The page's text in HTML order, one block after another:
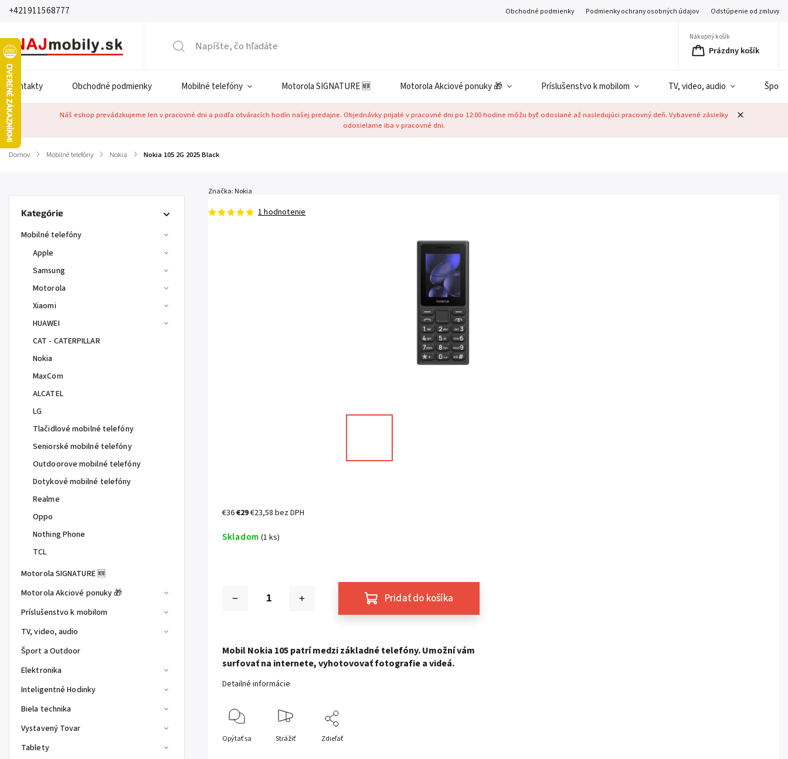
+421911568777 Obchodné podmienky Podmienky ochrany osobných údajov Odstúpenie od zmluvy
Nákupný košík
Prázdny košík
Kontakty Obchodné podmienky Mobilné telefóny Motorola SIGNATURE 🆕 Motorola Akciové ponuky 🎁 Príslušenstvo k mobilom TV, video, audio Šport
Náš eshop prevádzkujeme len v pracovné dni a podľa otváracích hodín našej predajne. Objednávky prijaté v pracovné dni po 12:00 hodine môžu byť odoslané až nasledujúci pracovný deň. Vybavené zásielky
odosielame iba v pracovné dni.
Domov / Mobilné telefóny / Nokia / Nokia 105 2G 2025 Black
Kategórie
Mobilné telefóny
Apple
Samsung
Motorola
Xiaomi
HUAWEI
CAT - CATERPILLAR
Nokia
MaxCom
ALCATEL
LG
Tlačidlové mobilné telefóny
Seniorské mobilné telefóny
Outdoorove mobilné telefóny
Dotykové mobilné telefóny
Realme
Oppo
Nothing Phone
TCL
Motorola SIGNATURE 🆕
Motorola Akciové ponuky 🎁
Príslušenstvo k mobilom
TV, video, audio
Šport a Outdoor
Elektronika
Inteligentné Hodinky
Biela technika
Vystavený Tovar
Tablety
1 hodnotenie
Značka: Nokia
€36€29€23,58 bez DPH
Skladom (1 ks)
Pridať do košíka
Mobil Nokia 105 patrí medzi základné telefóny. Umožní vám
surfovať na internete, vyhotovovať fotografie a videá.
Detailné informácie
Opýtať sa Strážiť Zdieľať